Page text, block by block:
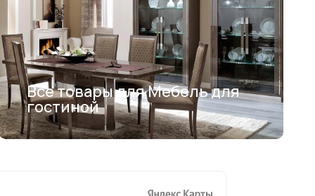
Все товары для Мебель для
гостиной